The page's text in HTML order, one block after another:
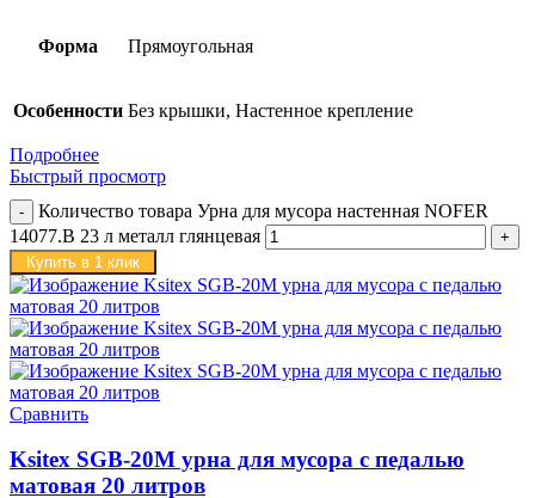
Форма Прямоугольная
Особенности Без крышки, Настенное крепление
Подробнее
Быстрый просмотр
Количество товара Урна для мусора настенная NOFER
14077.B 23 л металл глянцевая
Купить в 1 клик
Сравнить
Ksitex SGB-20M урна для мусора с педалью
матовая 20 литров